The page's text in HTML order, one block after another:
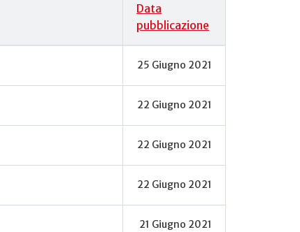
Data
pubblicazione
25 Giugno 2021
22 Giugno 2021
22 Giugno 2021
22 Giugno 2021
21 Giugno 2021